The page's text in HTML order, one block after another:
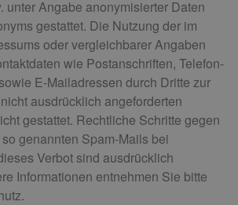
unter Angabe anonymisierter Daten
gestattet. Die Nutzung der im
oder vergleichbarer Angaben
wie Postanschriften, Telefon-
E-Mailadressen durch Dritte zur
ausdrücklich angeforderten
gestattet. Rechtliche Schritte gegen
genannten Spam-Mails bei
Verbot sind ausdrücklich
Informationen entnehmen Sie bitte